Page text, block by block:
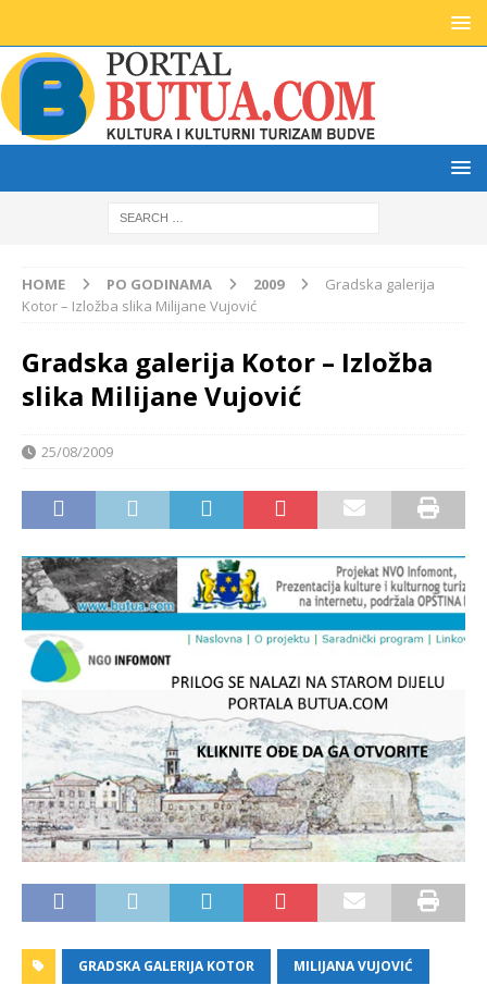
HOME PO GODINAMA 2009
Gradska galerija
Kotor – Izložba slika Milijane Vujović
Gradska galerija Kotor – Izložba
slika Milijane Vujović
25/08/2009
GRADSKA GALERIJA KOTOR MILIJANA VUJOVIĆ